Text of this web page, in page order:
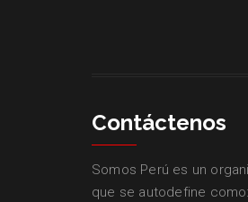
Contáctenos
Somos Perú es un
que se autodefine